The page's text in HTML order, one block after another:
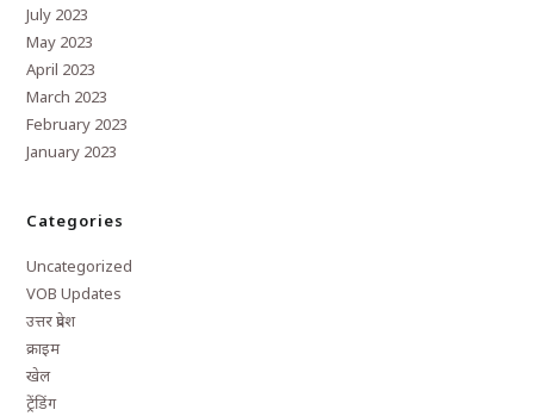
July 2023
May 2023
April 2023
March 2023
February 2023
January 2023
Categories
Uncategorized
VOB Updates
उत्तर प्रदेश
क्राइम
खेल
ट्रेंडिंग